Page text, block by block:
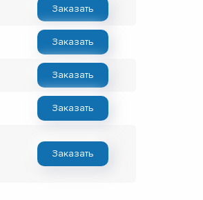
Заказать
Заказать
Заказать
Заказать
Заказать